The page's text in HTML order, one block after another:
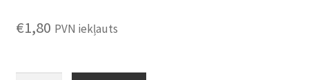
€1,80 PVN iekļauts